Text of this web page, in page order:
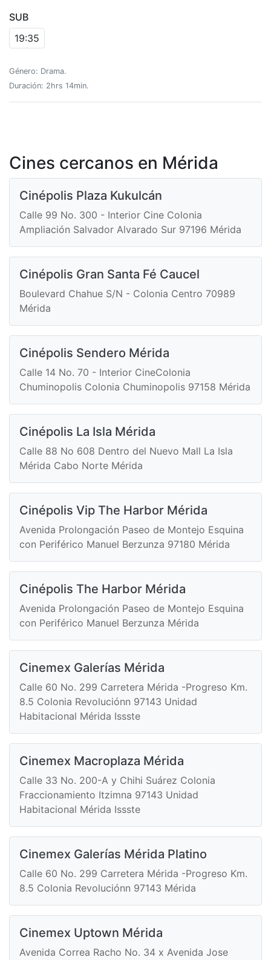
SUB
19:35
Género: Drama.
Duración: 2hrs 14min.
Cines cercanos en Mérida
Cinépolis Plaza Kukulcán
Calle 99 No. 300 - Interior Cine Colonia
Ampliación Salvador Alvarado Sur 97196 Mérida
Cinépolis Gran Santa Fé Caucel
Boulevard Chahue S/N - Colonia Centro 70989
Mérida
Cinépolis Sendero Mérida
Calle 14 No. 70 - Interior CineColonia
Chuminopolis Colonia Chuminopolis 97158 Mérida
Cinépolis La Isla Mérida
Calle 88 No 608 Dentro del Nuevo Mall La Isla
Mérida Cabo Norte Mérida
Cinépolis Vip The Harbor Mérida
Avenida Prolongación Paseo de Montejo Esquina
con Periférico Manuel Berzunza 97180 Mérida
Cinépolis The Harbor Mérida
Avenida Prolongación Paseo de Montejo Esquina
con Periférico Manuel Berzunza Mérida
Cinemex Galerías Mérida
Calle 60 No. 299 Carretera Mérida -Progreso Km.
8.5 Colonia Revoluciónn 97143 Unidad
Habitacional Mérida Issste
Cinemex Macroplaza Mérida
Calle 33 No. 200-A y Chihi Suárez Colonia
Fraccionamiento Itzimna 97143 Unidad
Habitacional Mérida Issste
Cinemex Galerías Mérida Platino
Calle 60 No. 299 Carretera Mérida -Progreso Km.
8.5 Colonia Revoluciónn 97143 Mérida
Cinemex Uptown Mérida
Avenida Correa Racho No. 34 x Avenida Jose